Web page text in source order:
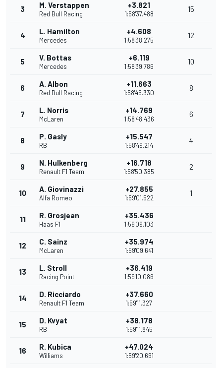
3 M. Verstappen
Red Bull Racing
+3.821
1:58'37.488
15
4 L. Hamilton
Mercedes
+4.608
1:58'38.275
12
5 V. Bottas
Mercedes
+6.119
1:58'39.786
10
6 A. Albon
Red Bull Racing
+11.663
1:58'45.330
8
7 L. Norris
McLaren
+14.769
1:58'48.436
6
8 P. Gasly
RB
+15.547
1:58'49.214
4
9 N. Hulkenberg
Renault F1 Team
+16.718
1:58'50.385
2
10 A. Giovinazzi
Alfa Romeo
+27.855
1:59'01.522
1
11 R. Grosjean
Haas F1
+35.436
1:59'09.103
12 C. Sainz
McLaren
+35.974
1:59'09.641
13 L. Stroll
Racing Point
+36.419
1:59'10.086
14 D. Ricciardo
Renault F1 Team
+37.660
1:59'11.327
15 D. Kvyat
RB
+38.178
1:59'11.845
16 R. Kubica
Williams
+47.024
1:59'20.691